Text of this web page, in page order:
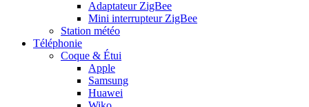
Adaptateur ZigBee
Mini interrupteur ZigBee
Station météo
Téléphonie
Coque & Étui
Apple
Samsung
Huawei